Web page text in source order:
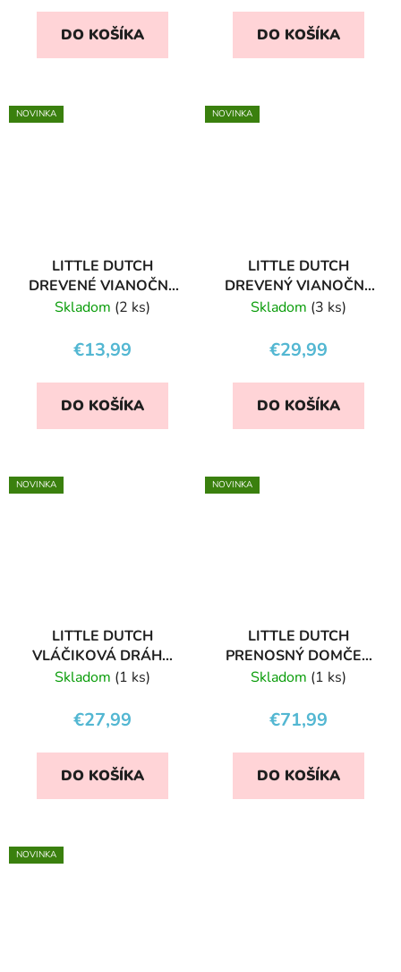
DO KOŠÍKA DO KOŠÍKA
NOVINKA
LITTLE DUTCH
DREVENÉ VIANOČNÉ
OZDOBY
Skladom (2 ks)
€13,99
DO KOŠÍKA
NOVINKA
LITTLE DUTCH
DREVENÝ VIANOČNÝ
VLÁČIK
Skladom (3 ks)
€29,99
DO KOŠÍKA
NOVINKA
LITTLE DUTCH
VLÁČIKOVÁ DRÁHA
FARMA
Skladom (1 ks)
€27,99
DO KOŠÍKA
NOVINKA
LITTLE DUTCH
PRENOSNÝ DOMČEK
S PRÍSLUŠENSTVOM
Skladom (1 ks)
€71,99
DO KOŠÍKA
NOVINKA